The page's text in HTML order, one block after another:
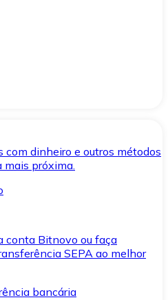
com dinheiro e outros métodos
mais próxima.
conta Bitnovo ou faça
SEPA ao melhor
bancária